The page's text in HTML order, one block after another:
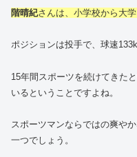
階晴紀さんは、小学校から大
ポジションは投手で、球速
15年間スポーツを続けてきた
いるということですよね。
スポーツマンならではの爽やか
一つでしょう。